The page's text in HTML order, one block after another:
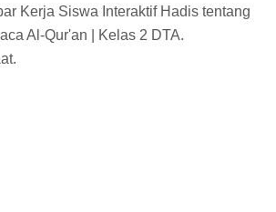
Kerja Siswa Interaktif Hadis tentang
Al-Qur'an | Kelas 2 DTA.